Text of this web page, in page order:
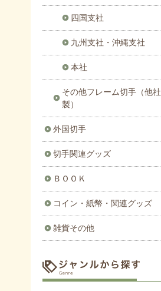
四国支社
九州支社・沖縄支社
本社
その他フレーム切手（他社
製）
外国切手
切手関連グッズ
ＢＯＯＫ
コイン・紙幣・関連グッズ
雑貨その他